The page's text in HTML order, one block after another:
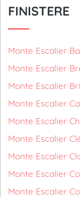
FINISTERE
Monte Escalier
Monte Escalier
Monte Escalier
Monte Escalier
Monte Escalier
Monte Escalier
Monte Escalier
Monte Escalier
Monte Escalier